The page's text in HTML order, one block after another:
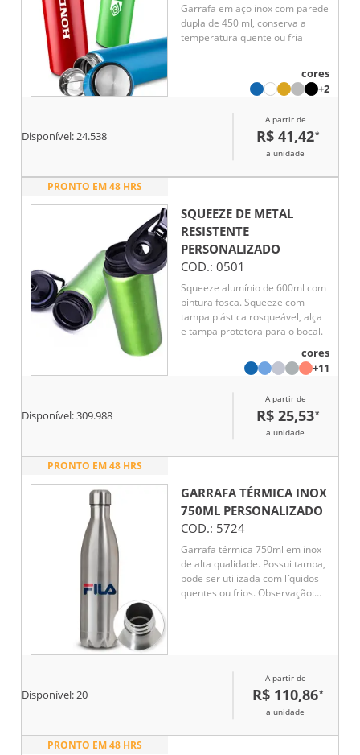
Garrafa em aço inox com parede
dupla de 450 ml, conserva a
temperatura quente ou fria
cores
+2
Disponível:24.538
A partir de
R$ 41,42*
a unidade
PRONTO EM 48 HRS
SQUEEZE DE METAL
RESISTENTE
PERSONALIZADO
COD.: 0501
Squeeze alumínio de 600ml com
pintura fosca. Squeeze com
tampa plástica rosqueável, alça
e tampa protetora para o bocal.
cores
+11
Disponível:309.988
A partir de
R$ 25,53*
a unidade
PRONTO EM 48 HRS
GARRAFA TÉRMICA INOX
750ML PERSONALIZADO
COD.: 5724
Garrafa térmica 750ml em inox
de alta qualidade. Possui tampa,
pode ser utilizada com líquidos
quentes ou frios. Observação:
Disponível:20
A partir de
R$ 110,86*
a unidade
PRONTO EM 48 HRS